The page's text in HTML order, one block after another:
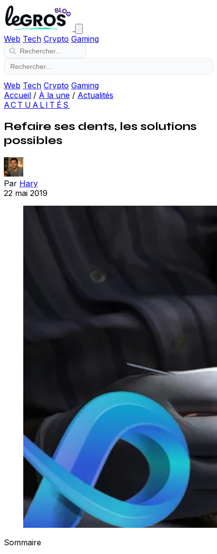
Web Tech Crypto Gaming
Web Tech Crypto Gaming
Accueil / À la une / Actualités
ACTUALITÉS
Refaire ses dents, les solutions
possibles
Par Hary
22 mai 2019
Sommaire